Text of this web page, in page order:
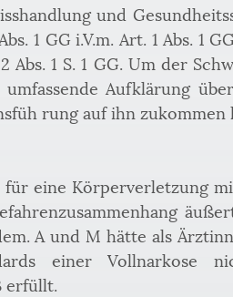
und
1 GG i.V.m. Art. 1 Abs. 1
1 S. 1 GG. Um der
Aufklärung
rung auf ihn
eine Körperverletzung
A und M hätte als
einer Vollnarkose
erfüllt.